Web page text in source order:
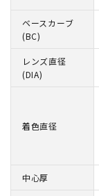
ベースカーブ
(BC)
レンズ直径
(DIA)
着色直径
中心厚